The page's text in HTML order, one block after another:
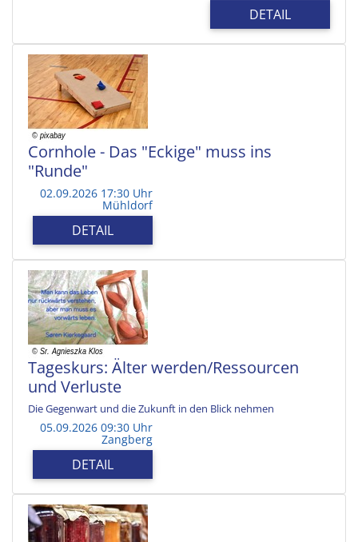
DETAIL
Cornhole - Das "Eckige" muss ins
"Runde"
02.09.2026 17:30 Uhr
Mühldorf
DETAIL
Tageskurs: Älter werden/Ressourcen
und Verluste
Die Gegenwart und die Zukunft in den Blick nehmen
05.09.2026 09:30 Uhr
Zangberg
DETAIL